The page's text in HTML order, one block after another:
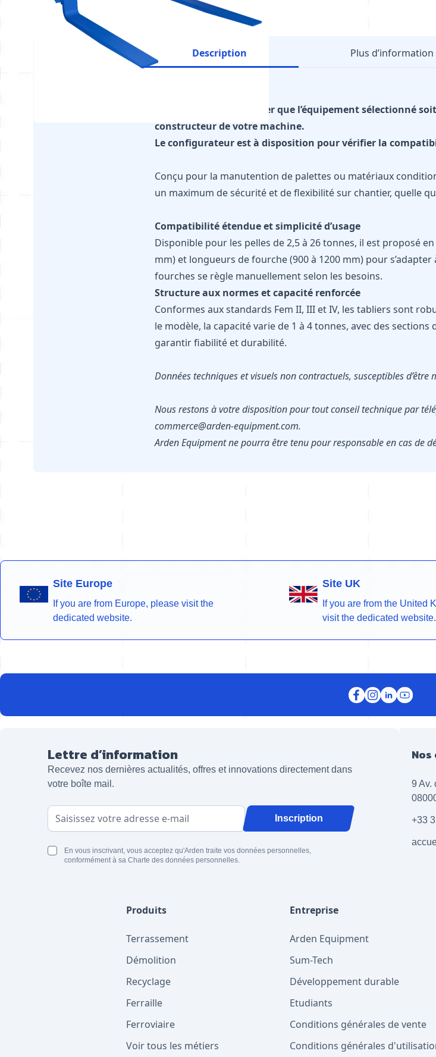
Description Plus d’information
Il est impératif de vérifier que l’équipement sélectionné
constructeur de votre machine.
Le configurateur est à disposition pour vérifier la
Conçu pour la manutention de palettes ou matériaux
un maximum de sécurité et de flexibilité sur chantier, quelle
Compatibilité étendue et simplicité d’usage
Disponible pour les pelles de 2,5 à 26 tonnes, il est proposé
mm) et longueurs de fourche (900 à 1200 mm) pour
fourches se règle manuellement selon les besoins.
Structure aux normes et capacité renforcée
Conformes aux standards Fem II, III et IV, les tabliers sont
le modèle, la capacité varie de 1 à 4 tonnes, avec des
garantir fiabilité et durabilité.
Données techniques et visuels non contractuels, susceptibles d’être
Nous restons à votre disposition pour tout conseil technique par
commerce@arden-equipment.com.
Arden Equipment ne pourra être tenu pour responsable en cas de
Site Europe
If you are from Europe, please visit the
dedicated website.
Site UK
If you are from the United
visit the dedicated website.
Lettre d’information
Recevez nos dernières actualités, offres et innovations directement dans
votre boîte mail.
Adresse email Inscription
En vous inscrivant, vous acceptez qu'Arden traite vos données personnelles,
conformément à sa Charte des données personnelles.
9 Av.
+33
Produits
Terrassement
Démolition
Recyclage
Ferraille
Ferroviaire
Voir tous les métiers
Entreprise
Arden Equipment
Sum-Tech
Développement durable
Etudiants
Conditions générales de vente
Conditions générales